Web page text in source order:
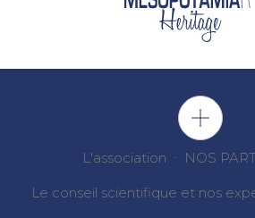
L'association NOS
Le conseil scientifique et nos